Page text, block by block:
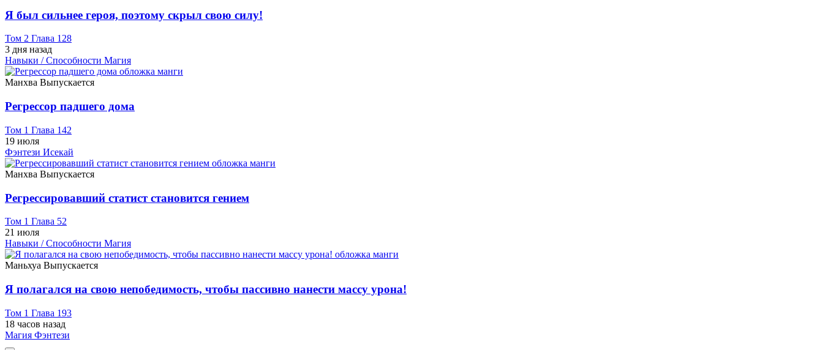
Я был сильнее героя, поэтому скрыл свою силу!
Том 2 Глава 128
3 дня назад
Навыки / Способности Магия
Манхва Выпускается
Регрессор падшего дома
Том 1 Глава 142
19 июля
Фэнтези Исекай
Манхва Выпускается
Регрессировавший статист становится гением
Том 1 Глава 52
21 июля
Навыки / Способности Магия
Маньхуа Выпускается
Я полагался на свою непобедимость, чтобы пассивно нанести массу урона!
Том 1 Глава 193
18 часов назад
Магия Фэнтези